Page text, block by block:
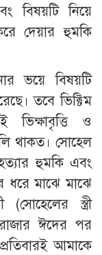
বিষয়টি নিয়ে
দেয়ার হুমকি
ভয়ে বিষয়টি
তবে ভিক্টিম
ভিক্ষাবৃত্তি ও
থাকত। সোহেল
হুমকি এবং
ধরে মাঝে মাঝে
স্ত্রী
ঈদের পর
আমাকে